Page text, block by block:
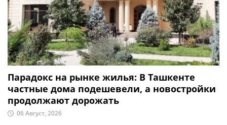
Парадокс на рынке жилья: В Ташкенте
частные дома подешевели, а новостройки
продолжают дорожать
06 Август, 2026